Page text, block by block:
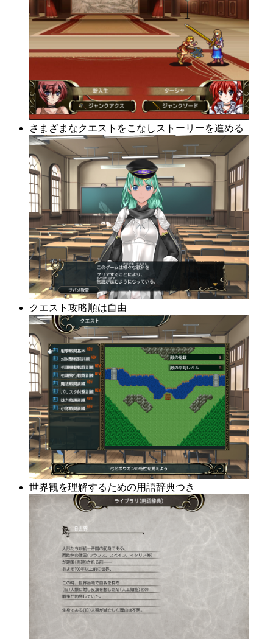
さまざまなクエストをこなしストーリーを進める
クエスト攻略順は自由
世界観を理解するための用語辞典つき